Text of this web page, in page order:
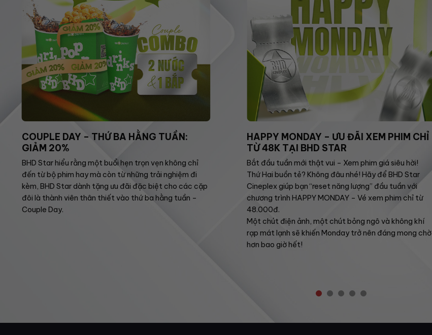
COUPLE DAY – THỨ BA HẰNG TUẦN:
GIẢM 20%
BHD Star hiểu rằng một buổi hẹn trọn vẹn không chỉ
đến từ bộ phim hay mà còn từ những trải nghiệm đi
kèm, BHD Star dành tặng ưu đãi đặc biệt cho các cặp
đôi là thành viên thân thiết vào thứ ba hằng tuần –
Couple Day.
HAPPY MONDAY – ƯU ĐÃI XEM PHIM CHỈ
TỪ 48K TẠI BHD STAR
Bắt đầu tuần mới thật vui – Xem phim giá siêu hời!
Thứ Hai buồn tẻ? Không đâu nhé! Hãy để BHD Star
Cineplex giúp bạn “reset năng lượng” đầu tuần với
chương trình HAPPY MONDAY – Vé xem phim chỉ từ
48.000đ.
Một chút điện ảnh, một chút bỏng ngô và không khí
rạp mát lạnh sẽ khiến Monday trở nên đáng mong chờ
hơn bao giờ hết!